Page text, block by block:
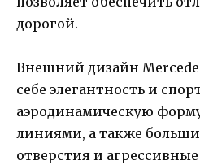
дорогой.
Внешний дизайн
себе элегантность и
аэродинамическую
линиями, а также
отверстия и